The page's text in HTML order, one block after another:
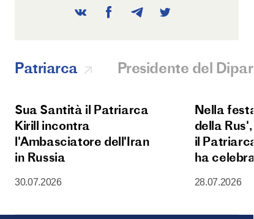
Patriarca Presidente del
Sua Santità il Patriarca
Kirill incontra
l'Ambasciatore dell'Iran
in Russia
30.07.2026
Nella
della
il
ha
della
28.07.2026